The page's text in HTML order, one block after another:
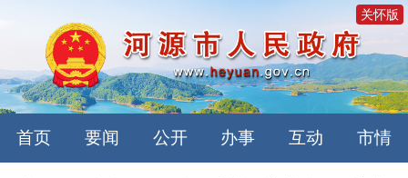
关怀版
首页 要闻 公开 办事 互动 市情